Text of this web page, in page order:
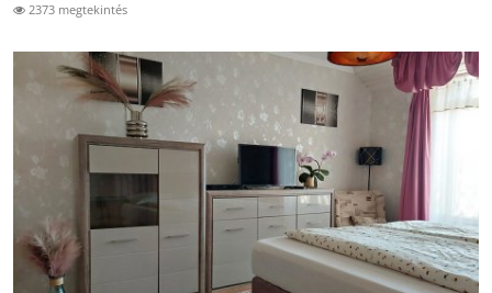
2373 megtekintés